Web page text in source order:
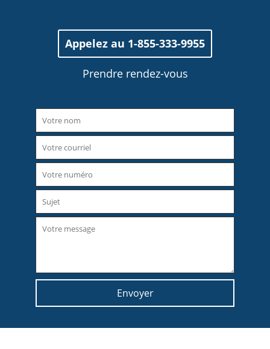
Appelez au 1-855-333-9955
Prendre rendez-vous